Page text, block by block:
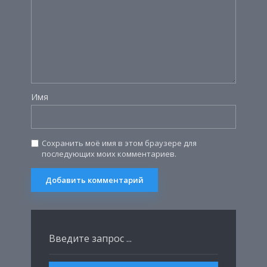
Имя
Сохранить моё имя в этом браузере для
последующих моих комментариев.